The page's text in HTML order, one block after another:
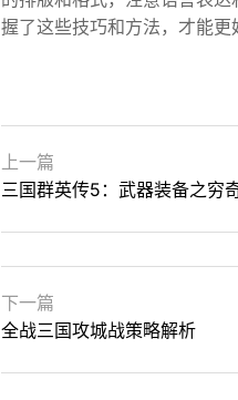
握了这些技巧和方法，才能更
上一篇
三国群英传5：武器装备之穷
下一篇
全战三国攻城战策略解析